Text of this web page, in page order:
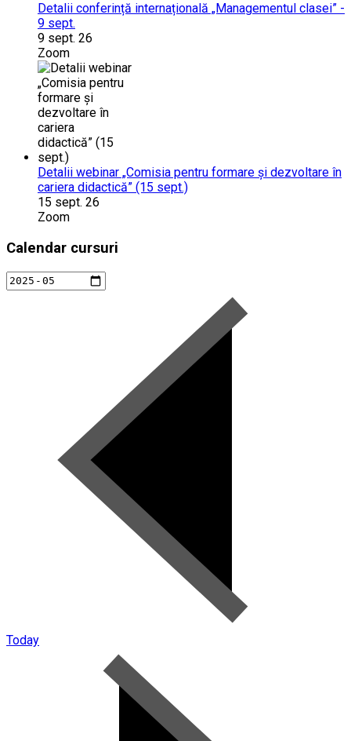
Detalii conferință internațională „Managementul clasei” -
9 sept.
9 sept. 26
Zoom
Detalii webinar „Comisia pentru formare și dezvoltare în
cariera didactică” (15 sept.)
15 sept. 26
Zoom
Calendar cursuri
Today